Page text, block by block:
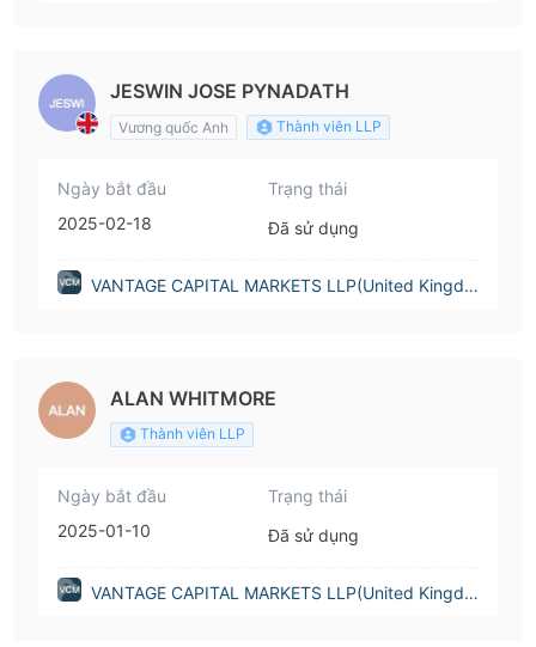
JESWIN JOSE PYNADATH
Vương quốc Anh Thành viên LLP
Ngày bắt đầu
2025-02-18
Trạng thái
Đã sử dụng
VANTAGE CAPITAL MARKETS LLP(United Kingdo
ALAN WHITMORE
Thành viên LLP
Ngày bắt đầu
2025-01-10
Trạng thái
Đã sử dụng
VANTAGE CAPITAL MARKETS LLP(United Kingdo